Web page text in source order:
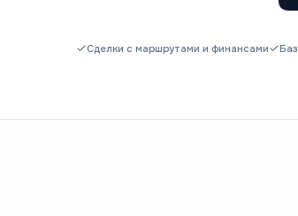
Сделки с маршрутами и финансами